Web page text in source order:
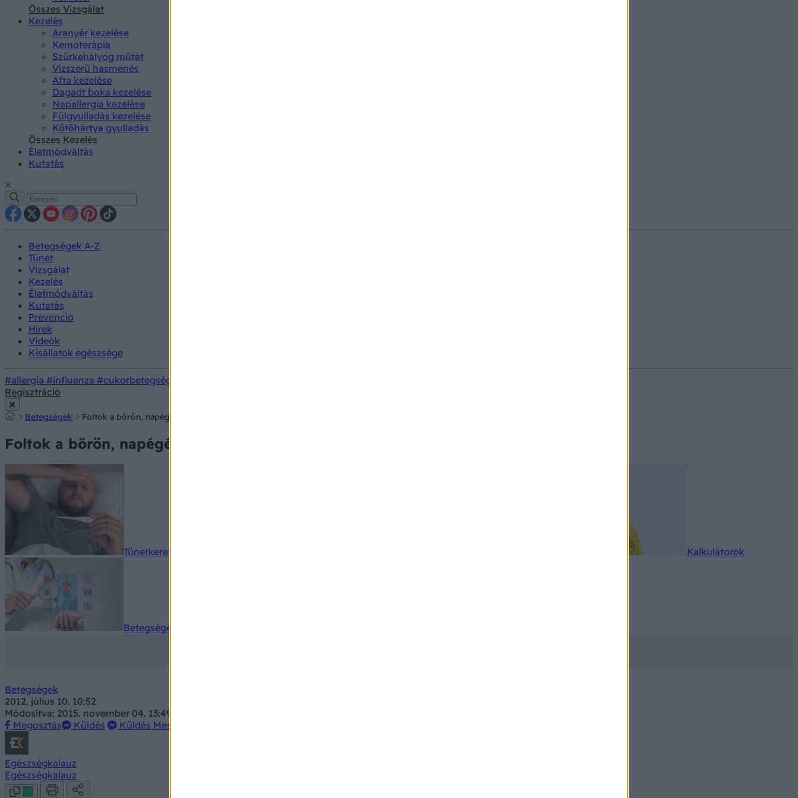
Összes Vizsgálat
Kezelés
Aranyér kezelése
Kemoterápia
Szürkehályog műtét
Vízszerű hasmenés
Afta kezelése
Dagadt boka kezelése
Napallergia kezelése
Fülgyulladás kezelése
Kötőhártya gyulladás
Összes Kezelés
Életmódváltás
Kutatás
Betegségek A-Z
Tünet
Vizsgálat
Kezelés
Életmódváltás
Kutatás
Prevenció
Hírek
Videók
Kisállatok egészsége
#allergia #influenza #cukorbetegség
Regisztráció
Betegségek Foltok a bőrön, napégés, egyéb veszélyek
Foltok a bőrön, napégés, egyéb veszélyek
Tünetkereső Kalkulátorok
Betegségek A-Z
Betegségek
2012. július 10. 10:52
Módosítva: 2015. november 04. 13:49
Megosztás
Küldés Küldés Messengeren
Egészségkalauz
Egészségkalauz